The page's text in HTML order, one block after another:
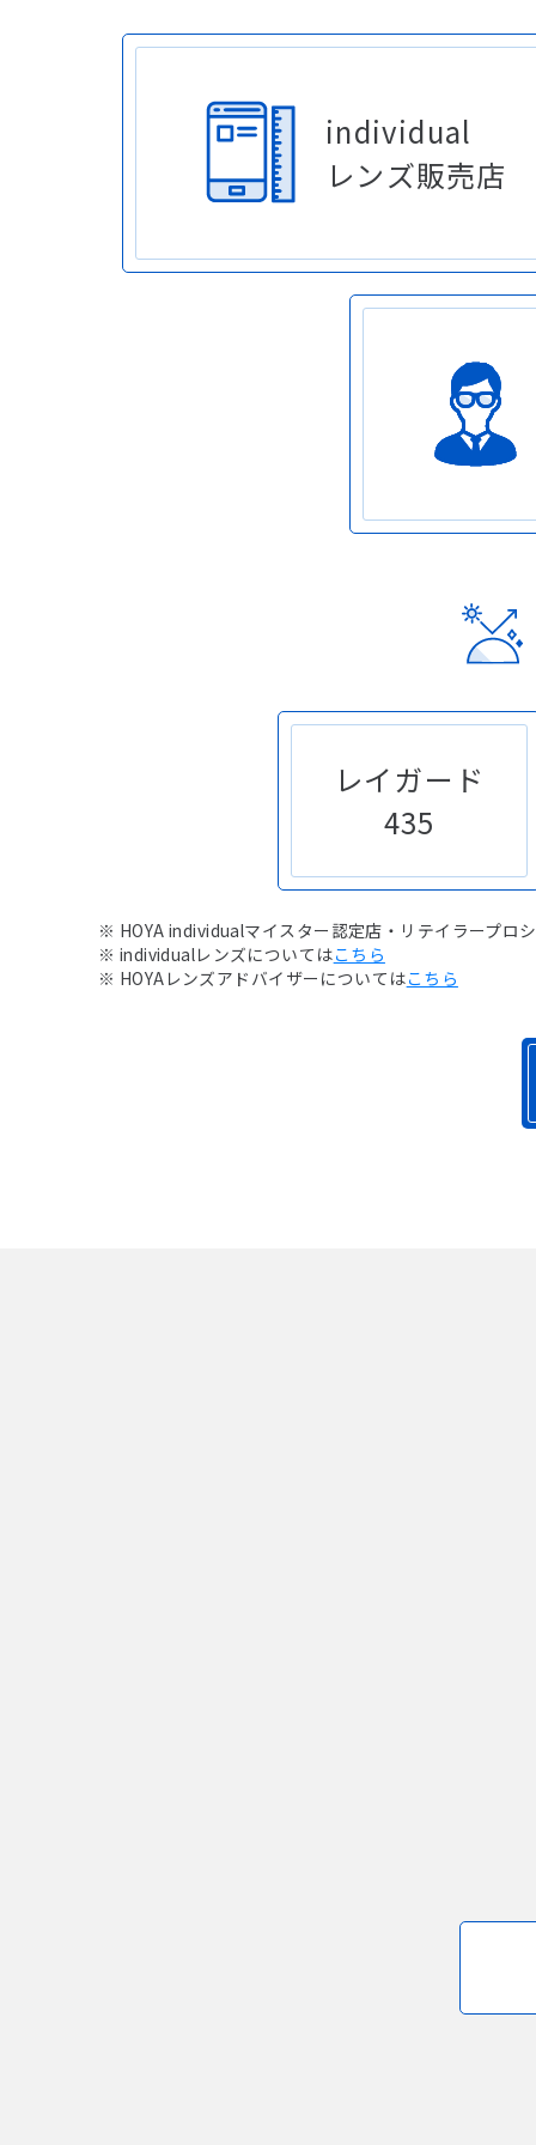
individual
レンズ販売店
レイガード
435
※ HOYA individualマイスター認定店・リテイラープロ
※ individualレンズについてはこちら
※ HOYAレンズアドバイザーについてはこちら